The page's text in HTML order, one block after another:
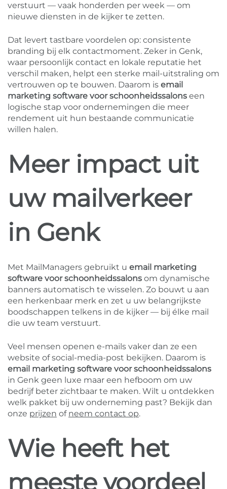
verstuurt — vaak honderden per week — om
nieuwe diensten in de kijker te zetten.
Dat levert tastbare voordelen op: consistente
branding bij elk contactmoment. Zeker in Genk,
waar persoonlijk contact en lokale reputatie het
verschil maken, helpt een sterke mail-uitstraling om
vertrouwen op te bouwen. Daarom is email
marketing software voor schoonheidssalons een
logische stap voor ondernemingen die meer
rendement uit hun bestaande communicatie
willen halen.
Meer impact uit
uw mailverkeer
in Genk
Met MailManagers gebruikt u email marketing
software voor schoonheidssalons om dynamische
banners automatisch te wisselen. Zo bouwt u aan
een herkenbaar merk en zet u uw belangrijkste
boodschappen telkens in de kijker — bij élke mail
die uw team verstuurt.
Veel mensen openen e-mails vaker dan ze een
website of social-media-post bekijken. Daarom is
email marketing software voor schoonheidssalons
in Genk geen luxe maar een hefboom om uw
bedrijf beter zichtbaar te maken. Wilt u ontdekken
welk pakket bij uw onderneming past? Bekijk dan
onze prijzen of neem contact op.
Wie heeft het
meeste voordeel